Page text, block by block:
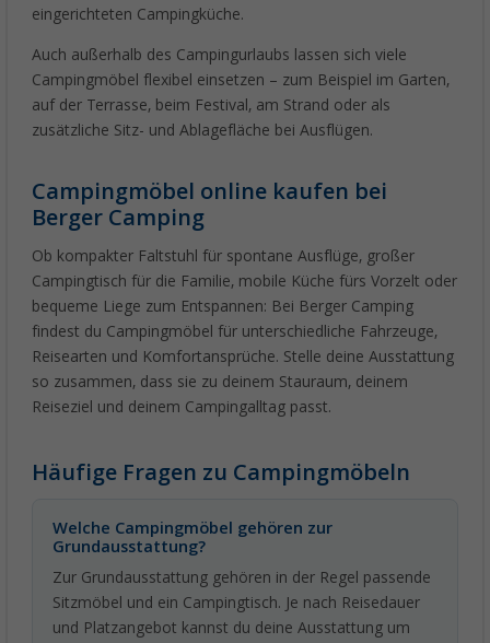
eingerichteten Campingküche.
Auch außerhalb des Campingurlaubs lassen sich viele
Campingmöbel flexibel einsetzen – zum Beispiel im Garten,
auf der Terrasse, beim Festival, am Strand oder als
zusätzliche Sitz- und Ablagefläche bei Ausflügen.
Campingmöbel online kaufen bei
Berger Camping
Ob kompakter Faltstuhl für spontane Ausflüge, großer
Campingtisch für die Familie, mobile Küche fürs Vorzelt oder
bequeme Liege zum Entspannen: Bei Berger Camping
findest du Campingmöbel für unterschiedliche Fahrzeuge,
Reisearten und Komfortansprüche. Stelle deine Ausstattung
so zusammen, dass sie zu deinem Stauraum, deinem
Reiseziel und deinem Campingalltag passt.
Häufige Fragen zu Campingmöbeln
Welche Campingmöbel gehören zur
Grundausstattung?
Zur Grundausstattung gehören in der Regel passende
Sitzmöbel und ein Campingtisch. Je nach Reisedauer
und Platzangebot kannst du deine Ausstattung um